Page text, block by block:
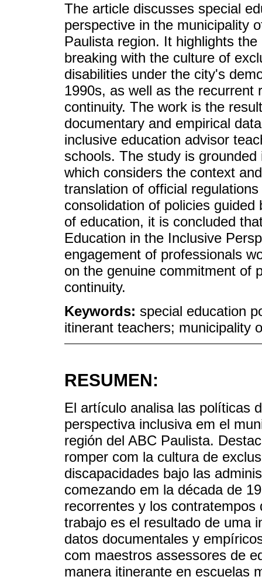
The article discusses special
perspective in the municipality
Paulista region. It highlights
breaking with the culture of
disabilities under the city's
1990s, as well as the recurrent
continuity. The work is the
documentary and empirical
inclusive education advisor
schools. The study is
which considers the context
translation of official
consolidation of policies
of education, it is concluded
Education in the Inclusive
engagement of professionals
on the genuine commitment of
continuity.
Keywords: special education
itinerant teachers; municipality
RESUMEN:
El artículo analisa las políticas
perspectiva inclusiva em el
región del ABC Paulista.
romper com la cultura de
discapacidades bajo las
comezando em la década de
recorrentes y los
trabajo es el resultado de uma
datos documentales y
com maestros assessores de
manera itinerante en escuelas